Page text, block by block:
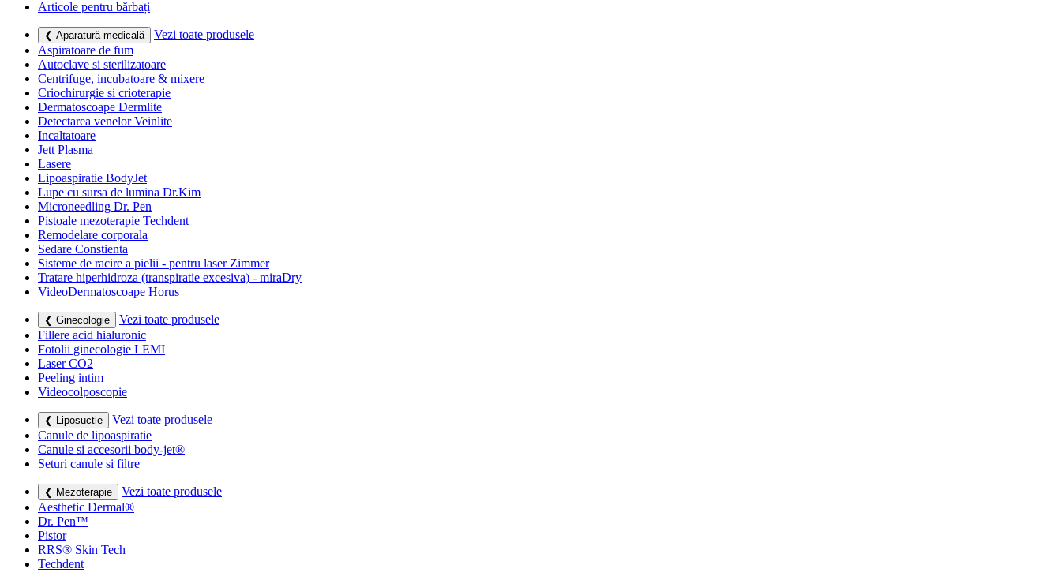
Articole pentru bărbați
❮ Aparatură medicală
Vezi toate produsele
Aspiratoare de fum
Autoclave si sterilizatoare
Centrifuge, incubatoare & mixere
Criochirurgie si crioterapie
Dermatoscoape Dermlite
Detectarea venelor Veinlite
Incaltatoare
Jett Plasma
Lasere
Lipoaspiratie BodyJet
Lupe cu sursa de lumina Dr.Kim
Microneedling Dr. Pen
Pistoale mezoterapie Techdent
Remodelare corporala
Sedare Constienta
Sisteme de racire a pielii - pentru laser Zimmer
Tratare hiperhidroza (transpiratie excesiva) - miraDry
VideoDermatoscoape Horus
❮ Ginecologie
Vezi toate produsele
Fillere acid hialuronic
Fotolii ginecologie LEMI
Laser CO2
Peeling intim
Videocolposcopie
❮ Liposuctie
Vezi toate produsele
Canule de lipoaspiratie
Canule si accesorii body-jet®
Seturi canule si filtre
❮ Mezoterapie
Vezi toate produsele
Aesthetic Dermal®
Dr. Pen™
Pistor
RRS® Skin Tech
Techdent